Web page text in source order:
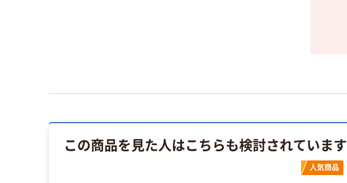
この商品を見た人はこちらも検討されています
人気商品